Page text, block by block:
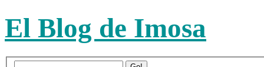
El Blog de Imosa